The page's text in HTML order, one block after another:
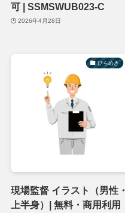
可 | SSMSWUB023-C
2026年4月28日
ひらめき
現場監督 イラスト（男性・
上半身）| 無料・商用利用